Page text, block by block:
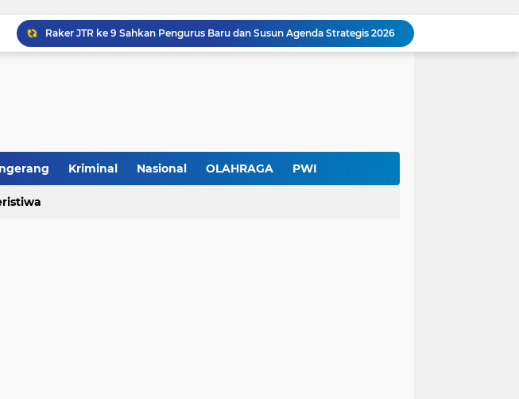
Raker JTR ke 9 Sahkan Pengurus Baru dan Susun Agenda Strategis 2026
Hadir di GIIAS 2026, Pro7 Auto Lighting Pamerkan Teknologi Pencahayaan Kendaraan Premium
Pemerintah Kota Tangerang bersama Pemprov Banten Mulai Tertibkan Kabel Udara
Kriminal Nasional OLAHRAGA PWI